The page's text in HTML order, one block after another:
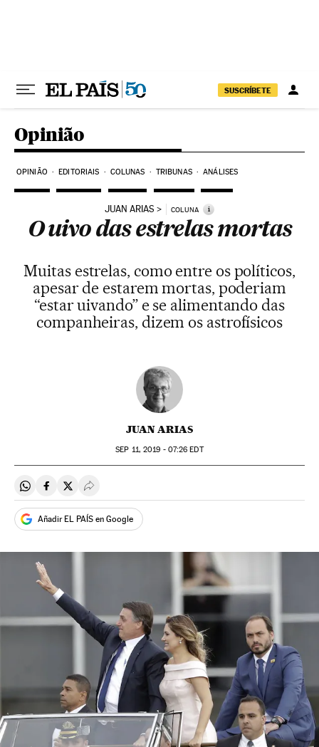
SUSCRÍBETE
Opinião
OPINIÃO EDITORIAIS COLUNAS TRIBUNAS ANÁLISES
JUAN ARIAS COLUNA i
O uivo das estrelas mortas
Muitas estrelas, como entre os políticos,
apesar de estarem mortas, poderiam
“estar uivando” e se alimentando das
companheiras, dizem os astrofísicos
JUAN ARIAS
SEP 11, 2019 - 07:26 EDT
Compartir en Whatsapp
Compartir en Facebook
Compartir en Twitter
Desplegar Redes Sociales
Añadir EL PAÍS en Google